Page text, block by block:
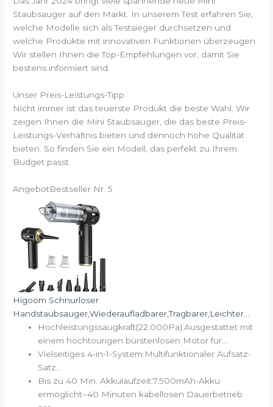
Staubsauger auf den Markt. In unserem Test erfahren Sie,
welche Modelle sich als Testsieger durchsetzen und
welche Produkte mit innovativen Funktionen überzeugen.
Wir stellen Ihnen die Top-Empfehlungen vor, damit Sie
bestens informiert sind.
Unser Preis-Leistungs-Tipp
Nicht immer ist das teuerste Produkt die beste Wahl. Wir
zeigen Ihnen die Mini Staubsauger, die das beste Preis-
Leistungs-Verhältnis bieten und dennoch hohe Qualität
bieten. So finden Sie ein Modell, das perfekt zu Ihrem
Budget passt.
AngebotBestseller Nr. 5
Higoom Schnurloser
Handstaubsauger,Wiederaufladbarer,Tragbarer,Leichter...
Hochleistungssaugkraft(22.000Pa):Ausgestattet mit
einem hochtourigen bürstenlosen Motor für...
Vielseitiges 4-in-1-System:Multifunktionaler Aufsatz-
Satz...
Bis zu 40 Min. Akkulaufzeit:7.500mAh-Akku
ermöglicht~40 Minuten kabellosen Dauerbetrieb